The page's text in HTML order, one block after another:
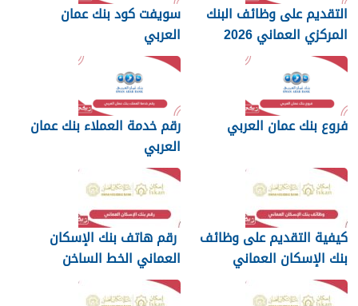
التقديم على وظائف البنك
المركزي العماني 2026
سويفت كود بنك عمان
العربي
فروع بنك عمان العربي
رقم خدمة العملاء بنك عمان
العربي
كيفية التقديم على وظائف
بنك الإسكان العماني
رقم هاتف بنك الإسكان
العماني الخط الساخن